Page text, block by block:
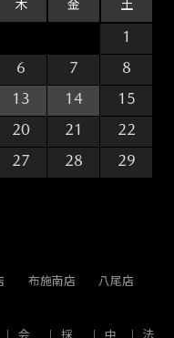
木 金 土
1
6 7
8
13 14
15
20 21
22
27 28
29
布施南店
八尾店
会 採 中 法